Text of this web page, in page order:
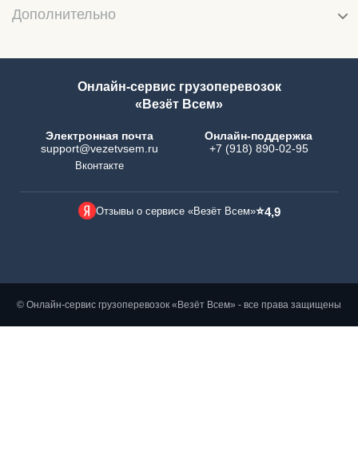
Дополнительно
Онлайн-сервис грузоперевозок
«Везёт Всем»
Электронная почта
support@vezetvsem.ru
Вконтакте
Онлайн-поддержка
+7 (918) 890-02-95
Отзывы о сервисе «Везёт Всем»⭐4,9
© Онлайн-сервис грузоперевозок «Везёт Всем» - все права защищены